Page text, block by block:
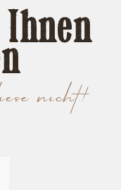
nicht!